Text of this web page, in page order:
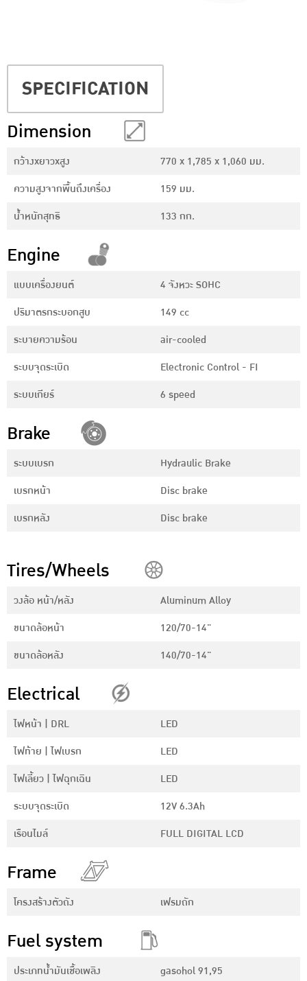
SPECIFICATION
Dimension
กว้างxยาวxสูง
770 x 1,785 x 1,060 มม.
ความสูงจากพื้นถึงเครื่อง
159 มม.
น้ำหนักสุทธิ
133 กก.
Engine
แบบเครื่องยนต์
4 จังหวะ SOHC
ปริมาตรกระบอกสูบ
149 cc
ระบายความร้อน
air-cooled
ระบบจุดระเบิด
Electronic Control - FI
ระบบเกียร์
6 speed
Brake
ระบบเบรก
Hydraulic Brake
เบรกหน้า
Disc brake
เบรกหลัง
Disc brake
Tires/Wheels
วงล้อ หน้า/หลัง
Aluminum Alloy
ขนาดล้อหน้า
120/70-14"
ขนาดล้อหลัง
140/70-14"
Electrical
ไฟหน้า | DRL
LED
ไฟท้าย | ไฟเบรก
LED
ไฟเลี้ยว | ไฟฉุกเฉิน
LED
ระบบจุดระเบิด
12V 6.3Ah
เรือนไมล์
FULL DIGITAL LCD
Frame
โครงสร้างตัวถัง เฟรมถัก
Fuel system
ประเภทน้ำมันเชื้อเพลิง
gasohol 91,95